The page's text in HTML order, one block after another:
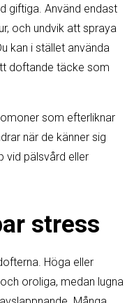
giftiga. Använd endast
och undvik att spraya
kan i stället använda
doftande täcke som
som efterliknar
när de känner sig
vid pälsvård eller
stress
Höga eller
oroliga, medan lugna